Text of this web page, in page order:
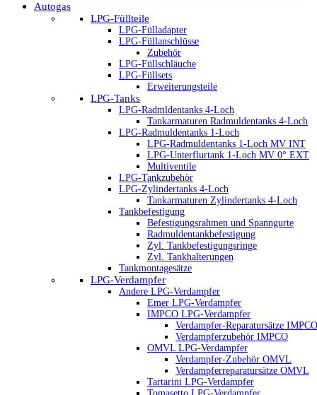
Autogas
LPG-Füllteile
LPG-Fülladapter
LPG-Füllanschlüsse
Zubehör
LPG-Füllschläuche
LPG-Füllsets
Erweiterungsteile
LPG-Tanks
LPG-Radmldentanks 4-Loch
Tankarmaturen Radmuldentanks 4-Loch
LPG-Radmuldentanks 1-Loch
LPG-Radmuldentanks 1-Loch MV INT
LPG-Unterflurtank 1-Loch MV 0° EXT
Multiventile
LPG-Tankzubehör
LPG-Zylindertanks 4-Loch
Tankarmaturen Zylindertanks 4-Loch
Tankbefestigung
Befestigungsrahmen und Spanngurte
Radmuldentankbefestigung
Zyl. Tankbefestigungsringe
Zyl. Tankhalterungen
Tankmontagesätze
LPG-Verdampfer
Andere LPG-Verdampfer
Emer LPG-Verdampfer
IMPCO LPG-Verdampfer
Verdampfer-Reparatursätze IMPCO
Verdampferzubehör IMPCO
OMVL LPG-Verdampfer
Verdampfer-Zubehör OMVL
Verdampferreparatursätze OMVL
Tartarini LPG-Verdampfer